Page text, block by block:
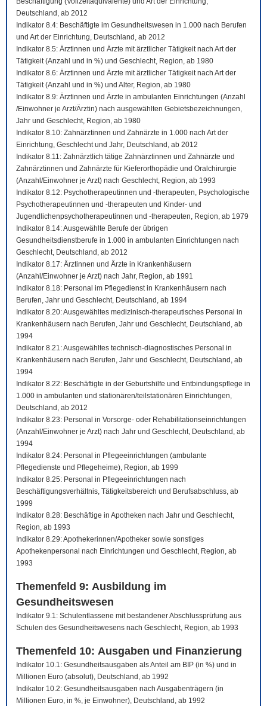
Deutschland, ab 2012
Indikator 8.4: Beschäftigte im Gesundheitswesen in 1.000 nach Berufen
und Art der Einrichtung, Deutschland, ab 2012
Indikator 8.5: Ärztinnen und Ärzte mit ärztlicher Tätigkeit nach Art der
Tätigkeit (Anzahl und in %) und Geschlecht, Region, ab 1980
Indikator 8.6: Ärztinnen und Ärzte mit ärztlicher Tätigkeit nach Art der
Tätigkeit (Anzahl und in %) und Alter, Region, ab 1980
Indikator 8.9: Ärztinnen und Ärzte in ambulanten Einrichtungen (Anzahl
/Einwohner je Arzt/Ärztin) nach ausgewählten Gebietsbezeichnungen,
Jahr und Geschlecht, Region, ab 1980
Indikator 8.10: Zahnärztinnen und Zahnärzte in 1.000 nach Art der
Einrichtung, Geschlecht und Jahr, Deutschland, ab 2012
Indikator 8.11: Zahnärztlich tätige Zahnärztinnen und Zahnärzte und
Zahnärztinnen und Zahnärzte für Kieferorthopädie und Oralchirurgie
(Anzahl/Einwohner je Arzt) nach Geschlecht, Region, ab 1993
Indikator 8.12: Psychotherapeutinnen und -therapeuten, Psychologische
Psychotherapeutinnen und -therapeuten und Kinder- und
Jugendlichenpsychotherapeutinnen und -therapeuten, Region, ab 1979
Indikator 8.14: Ausgewählte Berufe der übrigen
Gesundheitsdienstberufe in 1.000 in ambulanten Einrichtungen nach
Geschlecht, Deutschland, ab 2012
Indikator 8.17: Ärztinnen und Ärzte in Krankenhäusern
(Anzahl/Einwohner je Arzt) nach Jahr, Region, ab 1991
Indikator 8.18: Personal im Pflegedienst in Krankenhäusern nach
Berufen, Jahr und Geschlecht, Deutschland, ab 1994
Indikator 8.20: Ausgewähltes medizinisch-therapeutisches Personal in
Krankenhäusern nach Berufen, Jahr und Geschlecht, Deutschland, ab
1994
Indikator 8.21: Ausgewähltes technisch-diagnostisches Personal in
Krankenhäusern nach Berufen, Jahr und Geschlecht, Deutschland, ab
1994
Indikator 8.22: Beschäftigte in der Geburtshilfe und Entbindungspflege in
1.000 in ambulanten und stationären/teilstationären Einrichtungen,
Deutschland, ab 2012
Indikator 8.23: Personal in Vorsorge- oder Rehabilitationseinrichtungen
(Anzahl/Einwohner je Arzt) nach Jahr und Geschlecht, Deutschland, ab
1994
Indikator 8.24: Personal in Pflegeeinrichtungen (ambulante
Pflegedienste und Pflegeheime), Region, ab 1999
Indikator 8.25: Personal in Pflegeeinrichtungen nach
Beschäftigungsverhältnis, Tätigkeitsbereich und Berufsabschluss, ab
1999
Indikator 8.28: Beschäftige in Apotheken nach Jahr und Geschlecht,
Region, ab 1993
Indikator 8.29: Apothekerinnen/Apotheker sowie sonstiges
Apothekenpersonal nach Einrichtungen und Geschlecht, Region, ab
1993
Themenfeld 9: Ausbildung im
Gesundheitswesen
Indikator 9.1: Schulentlassene mit bestandener Abschlussprüfung aus
Schulen des Gesundheitswesens nach Geschlecht, Region, ab 1993
Themenfeld 10: Ausgaben und Finanzierung
Indikator 10.1: Gesundheitsausgaben als Anteil am BIP (in %) und in
Millionen Euro (absolut), Deutschland, ab 1992
Indikator 10.2: Gesundheitsausgaben nach Ausgabenträgern (in
Millionen Euro, in %, je Einwohner), Deutschland, ab 1992